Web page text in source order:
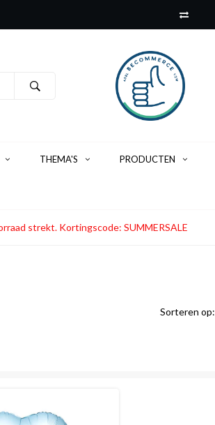
THEMA'S PRODUCTEN
strekt. Kortingscode: SUMMERSALE
Sorteren op: